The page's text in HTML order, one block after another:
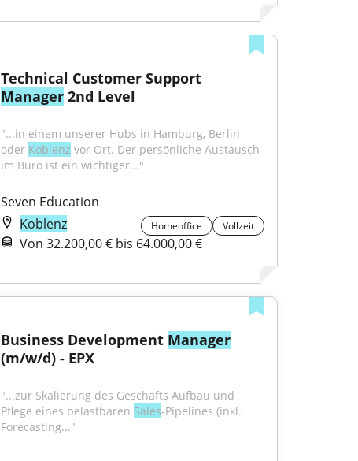
Technical Customer Support
Manager 2nd Level
"...in einem unserer Hubs in Hamburg, Berlin
oder Koblenz vor Ort. Der persönliche Austausch
im Büro ist ein wichtiger..."
Seven Education
Koblenz
Homeoffice Vollzeit
Von 32.200,00 € bis 64.000,00 €
Business Development Manager
(m/w/d) - EPX
"...zur Skalierung des Geschäfts Aufbau und
Pflege eines belastbaren Sales-Pipelines (inkl.
Forecasting..."